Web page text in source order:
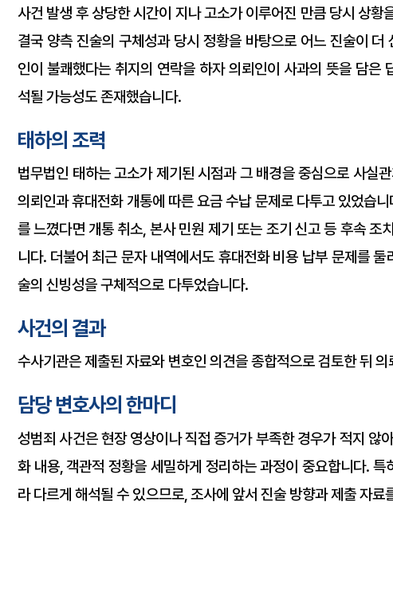
사건 발생 후 상당한 시간이 지나 고소가 이루어진 만큼 당시 상
결국 양측 진술의 구체성과 당시 정황을 바탕으로 어느 진술이
인이 불쾌했다는 취지의 연락을 하자 의뢰인이 사과의 뜻을 담은
석될 가능성도 존재했습니다.
태하의 조력
법무법인 태하는 고소가 제기된 시점과 그 배경을 중심으로 사실
의뢰인과 휴대전화 개통에 따른 요금 수납 문제로 다투고 있었습
를 느꼈다면 개통 취소, 본사 민원 제기 또는 조기 신고 등 후속
니다. 더불어 최근 문자 내역에서도 휴대전화 비용 납부 문제를
술의 신빙성을 구체적으로 다투었습니다.
사건의 결과
수사기관은 제출된 자료와 변호인 의견을 종합적으로 검토한 뒤
담당 변호사의 한마디
성범죄 사건은 현장 영상이나 직접 증거가 부족한 경우가 적지 않
화 내용, 객관적 정황을 세밀하게 정리하는 과정이 중요합니다.
라 다르게 해석될 수 있으므로, 조사에 앞서 진술 방향과 제출 자